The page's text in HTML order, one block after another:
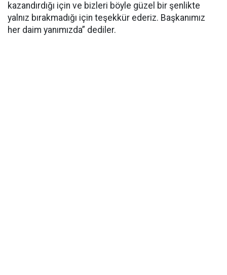
kazandırdığı için ve bizleri böyle güzel bir şenlikte
yalnız bırakmadığı için teşekkür ederiz. Başkanımız
her daim yanımızda” dediler.